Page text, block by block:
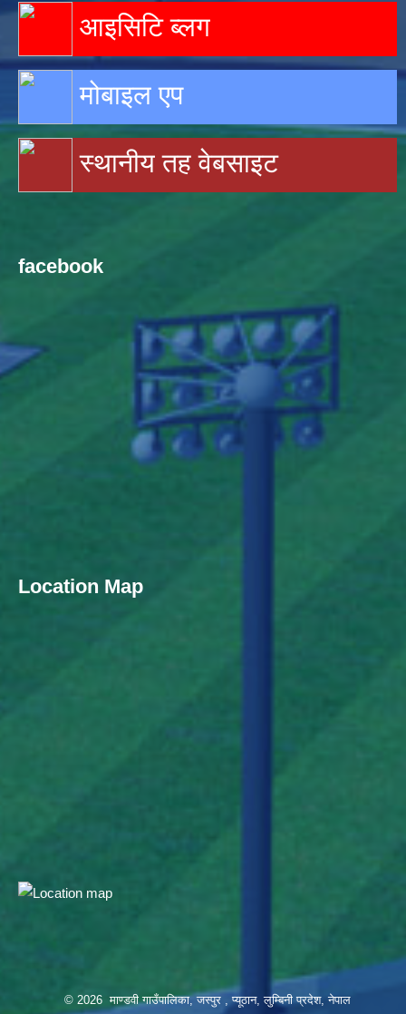
आइसिटि ब्लग
मोबाइल एप
स्थानीय तह वेबसाइट
facebook
Location Map
© 2026 माण्डवी गाउँपालिका, जस्पुर , प्यूठान, लुम्बिनी प्रदेश, नेपाल